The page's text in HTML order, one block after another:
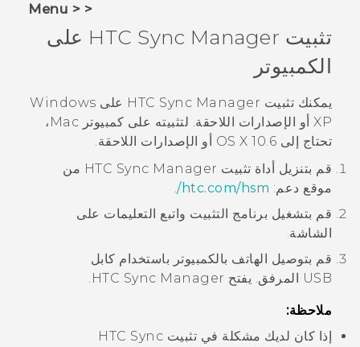
VIVERSE
البرامج + التطبيقات
الدعم
أجهزة HTC والملحقات
< < Menu
تثبيت HTC Sync Manager على
الكمبيوتر
يمكنك تثبيت HTC Sync Manager على Windows
XP أو الإصدارات اللاحقة. لتثبيته على كمبيوتر
Mac ،
تحتاج إلى
OS X 10.6 أو الإصدارات اللاحقة.
قم بتنزيل أداة تثبيت HTC Sync Manager من
موقع دعم: htc‍.‍com‍/‍hsm‍/
.
قم بتشغيل برنامج التثبيت واتبع التعليمات على
الشاشة.
قم بتوصيل الهاتف بالكمبيوتر باستخدام كابل
USB المرفق.
يفتح HTC Sync Manager
.
ملاحظة:
إذا كان لديك مشكلة في تثبيت HTC Sync